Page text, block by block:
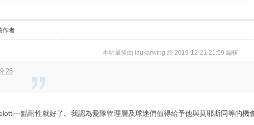
作者
本帖最後由 laukarwing 於 2019-12-21 21:59 編輯
一點耐性就好了。我認為愛隊管理層及球迷們值得給予他與莫耶斯同等的機